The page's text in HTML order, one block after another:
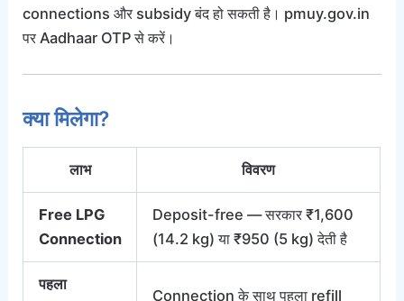
connections और subsidy बंद हो सकती है। pmuy.gov.in
पर Aadhaar OTP से करें।
क्या मिलेगा?
लाभ विवरण
Free LPG
Connection
Deposit-free — सरकार ₹1,600
(14.2 kg) या ₹950 (5 kg) देती है
पहला
Connection के साथ पहला refill